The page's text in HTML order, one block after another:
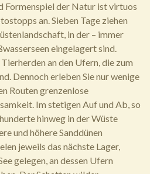
Formenspiel der Natur ist virtuos
an. Sieben Tage ziehen
in der – immer
eingelagert sind.
an den Ufern, die zum
Dennoch erleben Sie nur wenige
Routen grenzenlose
Im stetigen Auf und Ab, so
hinweg in der Wüste
und höhere Sanddünen
jeweils das nächste Lager,
gelegen, an dessen Ufern